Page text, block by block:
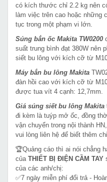
có kích thước chỉ 2.2 kg nên
làm việc trên cao hoặc những
tục trong một phạm vi lớn.
Súng bắn ốc Makita TW0200
suất trung bình đạt 380W nên
siết bu lông với kích cỡ từ
Máy bắn bu lông Makita
đàn hồi cao với kích cỡ từ
được tua vít 4 cạnh: 12,7mm.
Giá súng siết bu lông Makita
đi kèm là tuýp mở ốc, đồng
vận chuyển trong nội thành
vui lòng liên hệ để biết thêm
🏆Quảng cáo thì ai nói chẳng
của THIẾT BỊ ĐIỆN CẦM TAY
của các anh/chị:
✅7 ngày miễn phí đổi trả -